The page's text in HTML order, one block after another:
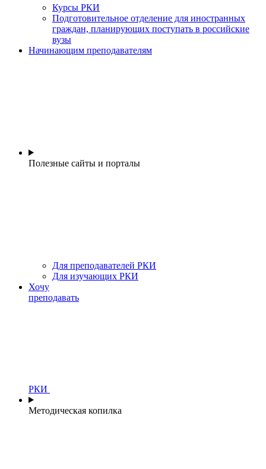
Курсы РКИ
Подготовительное отделение для иностранных
граждан, планирующих поступать в российские
вузы
Начинающим преподавателям
Полезные сайты и порталы
Для преподавателей РКИ
Для изучающих РКИ
Хочу
преподавать
РКИ
Методическая копилка